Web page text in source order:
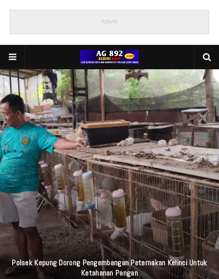
Praktisi Hukum Soroti Investasi Bodong Yang Libatkan
Bayangkari